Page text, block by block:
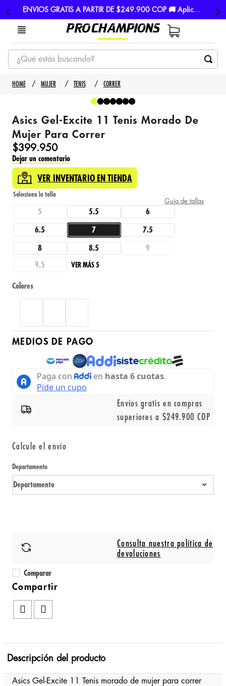
ENVIOS GRATIS A PARTIR DE $249.900 COP 🚚 Aplican TyC
¿Qué estás buscando?
TÉRMINOS MÁS BUSCADOS
3
4. guayos
5. gorras
MUJER TENIS CORRER
Asics Gel-Excite 11 Tenis Morado De
Mujer Para Correr
$399.950
Dejar un comentario
VER INVENTARIO EN TIENDA
Guía de tallas
5 5.5 6
6.5 7 7.5
8 8.5 9
9.5 VER MÁS 5
Colores
MEDIOS DE PAGO
Envíos gratis en compras
superiores a $249.900 COP
Calcule el envío
Departamento
Departamento
Consulta nuestra política de
devoluciones
Comparar
Descripción del producto
Asics Gel-Excite 11 Tenis morado de mujer para correr